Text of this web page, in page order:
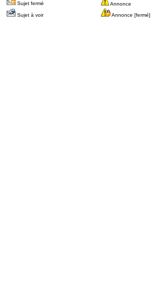
Sujet fermé
Annonce
Sujet à voir
Annonce [fermé]